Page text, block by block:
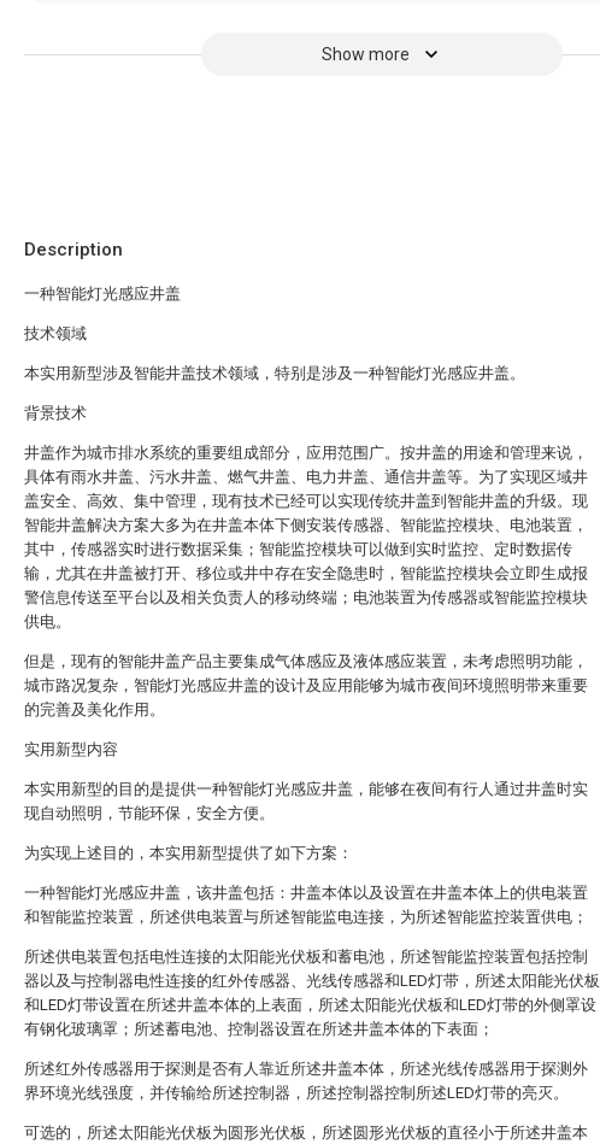
Show more
Description
一种智能灯光感应井盖
技术领域
本实用新型涉及智能井盖技术领域，特别是涉及一种智能灯光感应井盖。
背景技术
井盖作为城市排水系统的重要组成部分，应用范围广。按井盖的用途和管理来说，
具体有雨水井盖、污水井盖、燃气井盖、电力井盖、通信井盖等。为了实现区域井
盖安全、高效、集中管理，现有技术已经可以实现传统井盖到智能井盖的升级。现
智能井盖解决方案大多为在井盖本体下侧安装传感器、智能监控模块、电池装置，
其中，传感器实时进行数据采集；智能监控模块可以做到实时监控、定时数据传
输，尤其在井盖被打开、移位或井中存在安全隐患时，智能监控模块会立即生成报
警信息传送至平台以及相关负责人的移动终端；电池装置为传感器或智能监控模块
供电。
但是，现有的智能井盖产品主要集成气体感应及液体感应装置，未考虑照明功能，
城市路况复杂，智能灯光感应井盖的设计及应用能够为城市夜间环境照明带来重要
的完善及美化作用。
实用新型内容
本实用新型的目的是提供一种智能灯光感应井盖，能够在夜间有行人通过井盖时实
现自动照明，节能环保，安全方便。
为实现上述目的，本实用新型提供了如下方案：
一种智能灯光感应井盖，该井盖包括：井盖本体以及设置在井盖本体上的供电装置
和智能监控装置，所述供电装置与所述智能监电连接，为所述智能监控装置供电；
所述供电装置包括电性连接的太阳能光伏板和蓄电池，所述智能监控装置包括控制
器以及与控制器电性连接的红外传感器、光线传感器和LED灯带，所述太阳能光伏板
和LED灯带设置在所述井盖本体的上表面，所述太阳能光伏板和LED灯带的外侧罩设
有钢化玻璃罩；所述蓄电池、控制器设置在所述井盖本体的下表面；
所述红外传感器用于探测是否有人靠近所述井盖本体，所述光线传感器用于探测外
界环境光线强度，并传输给所述控制器，所述控制器控制所述LED灯带的亮灭。
可选的，所述太阳能光伏板为圆形光伏板，所述圆形光伏板的直径小于所述井盖本